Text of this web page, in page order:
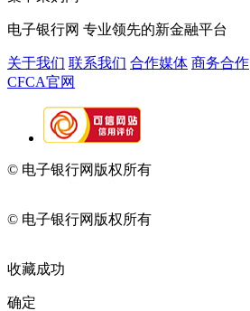
电子银行网 专业领先的新金融平台
关于我们 联系我们 合作媒体 商务合作
CFCA官网
© 电子银行网版权所有
© 电子银行网版权所有
收藏成功
确定